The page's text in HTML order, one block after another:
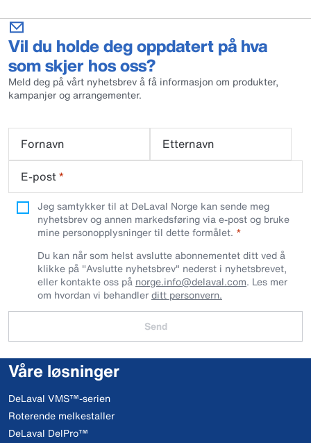
Vil du holde deg oppdatert på hva
som skjer hos oss?
Meld deg på vårt nyhetsbrev å få informasjon om produkter,
kampanjer og arrangementer.
Fornavn
Etternavn
E-post*
Jeg samtykker til at DeLaval Norge kan sende meg
nyhetsbrev og annen markedsføring via e-post og bruke
mine personopplysninger til dette formålet.
Du kan når som helst avslutte abonnementet ditt ved å
klikke på "Avslutte nyhetsbrev" nederst i nyhetsbrevet,
eller kontakte oss på norge.info@delaval.com. Les mer
om hvordan vi behandlerditt personvern.
Send
Våre løsninger
DeLaval VMS™-serien
Roterende melkestaller
DeLaval DelPro™